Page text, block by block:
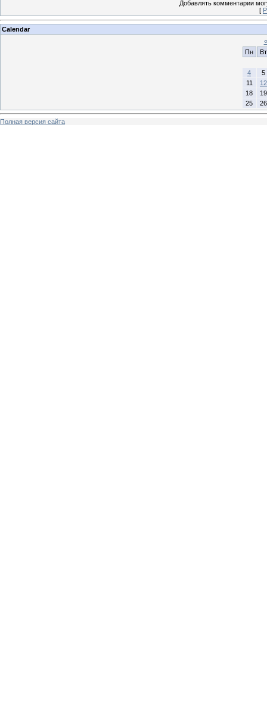
Добавлять комментарии
[
Calendar
«
Пн
Вт
4
5
11
12
18
19
25
26
Полная версия сайта